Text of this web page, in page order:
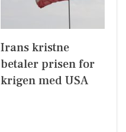
Irans kristne
betaler prisen for
krigen med USA